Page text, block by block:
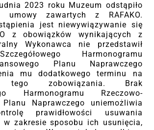
2023 roku Muzeum odstąpiło
zawartych z RAFAKO.
jest niewywiązywanie się
z obowiązków wynikających z
Wykonawca nie przedstawił
Harmonogramu
Planu Naprawczego
mu dodatkowego terminu na
tego zobowiązania. Brak
Harmonogramu Rzeczowo-
Planu Naprawczego uniemożliwia
prawidłowości usuwania
w zakresie sposobu ich usunięcia,